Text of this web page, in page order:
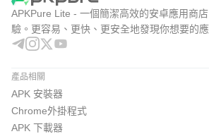
APKPure Lite - 一個簡潔高效的安卓應用商
驗。更容易、更快、更安全地發現你想要的應
產品相關
APK 安裝器
Chrome外掛程式
APK 下載器